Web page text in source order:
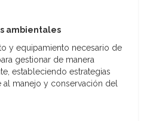
ambientales
y equipamiento necesario de
gestionar de manera
estableciendo estrategias
al manejo y conservación del